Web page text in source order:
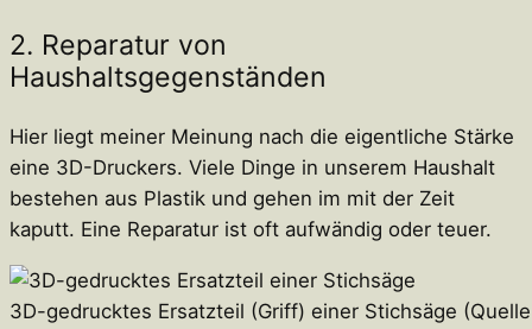
2. Reparatur von
Haushaltsgegenständen
Hier liegt meiner Meinung nach die eigentliche Stärke
eine 3D-Druckers. Viele Dinge in unserem Haushalt
bestehen aus Plastik und gehen im mit der Zeit
kaputt. Eine Reparatur ist oft aufwändig oder teuer.
3D-gedrucktes Ersatzteil (Griff) einer Stichsäge